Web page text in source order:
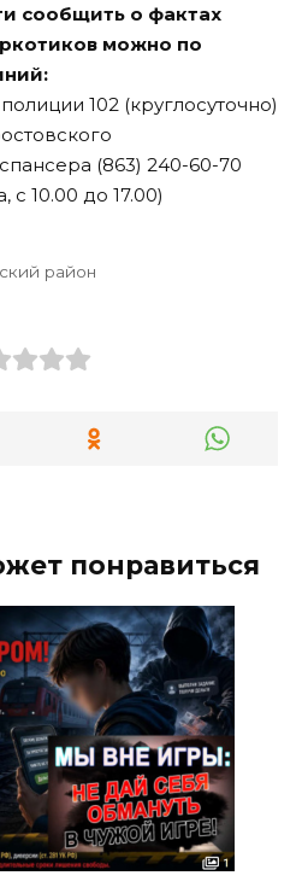
сообщить о фактах
можно по
102 (круглосуточно)
(863) 240-60-70
с 10.00 до 17.00)
район
понравиться